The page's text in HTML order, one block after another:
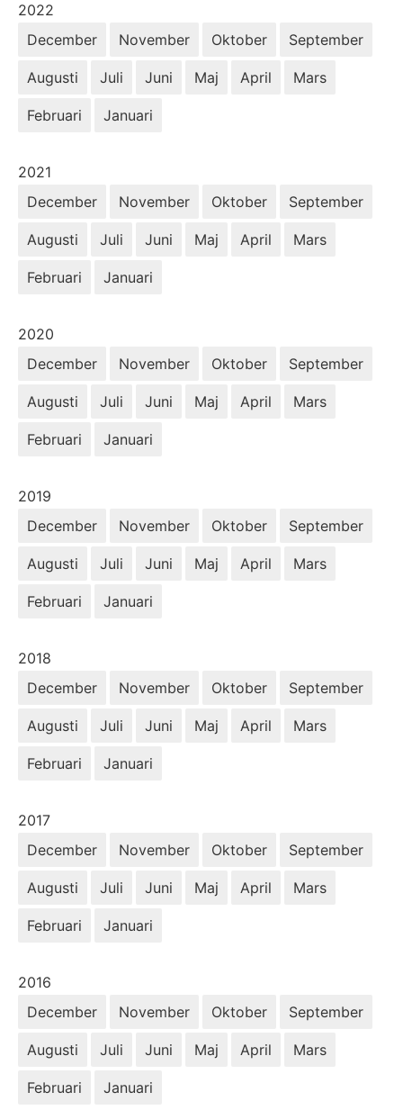
År:
2022
December
November Oktober September
Augusti Juli Juni Maj April Mars
Februari Januari
År:
2021
December
November Oktober September
Augusti Juli Juni Maj April Mars
Februari Januari
År:
2020
December
November Oktober September
Augusti Juli Juni Maj April Mars
Februari Januari
År:
2019
December
November Oktober September
Augusti Juli Juni Maj April Mars
Februari Januari
År:
2018
December
November Oktober September
Augusti Juli Juni Maj April Mars
Februari Januari
År:
2017
December
November Oktober September
Augusti Juli Juni Maj April Mars
Februari Januari
År:
2016
December
November Oktober September
Augusti Juli Juni Maj April Mars
Februari Januari